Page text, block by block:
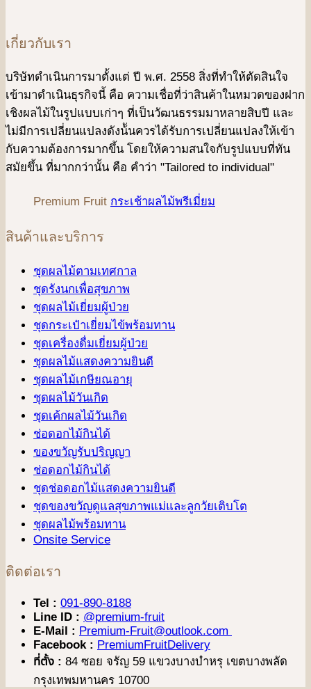
เกี่ยวกับเรา
บริษัทดําเนินการมาตั้งแต่ ปี พ.ศ. 2558 สิ่งที่ทำให้ตัดสินใจ
เข้ามาดําเนินธุรกิจนี้ คือ ความเชื่อที่ว่าสินค้าในหมวดของฝาก
เชิงผลไม้ในรูปแบบเก่าๆ ที่เป็นวัฒนธรรมมาหลายสิบปี และ
ไม่มีการเปลี่ยนแปลงดังน้ันควรได้รับการเปลี่ยนแปลงให้เข้า
กับความต้องการมากขึ้น โดยให้ความสนใจกับรูปแบบที่ทัน
สมัยขึ้น ที่มากกว่านั้น คือ คําว่า "Tailored to individual"
Premium Fruit กระเช้าผลไม้พรีเมี่ยม
สินค้าและบริการ
ชุดผลไม้ตามเทศกาล
ชุดรังนกเพื่อสุขภาพ
ชุดผลไม้เยี่ยมผู้ป่วย
ชุดกระเป๋าเยี่ยมไข้พร้อมทาน
ชุดเครื่องดื่มเยี่ยมผู้ป่วย
ชุดผลไม้แสดงความยินดี
ชุดผลไม้เกษียณอายุ
ชุดผลไม้วันเกิด
ชุดเค้กผลไม้วันเกิด
ช่อดอกไม้กินได้
ของขวัญรับปริญญา
ช่อดอกไม้กินได้
ชุดช่อดอกไม้แสดงความยินดี
ชุดของขวัญดูแลสุขภาพแม่และลูกวัยเติบโต
ชุดผลไม้พร้อมทาน
Onsite Service
ติดต่อเรา
Tel : 091-890-8188
Line ID : @premium-fruit
E-Mail : Premium-Fruit@outlook.com
Facebook : PremiumFruitDelivery
ที่ตั้ง : 84 ซอย จรัญ 59 แขวงบางบำหรุ เขตบางพลัด
กรุงเทพมหานคร 10700